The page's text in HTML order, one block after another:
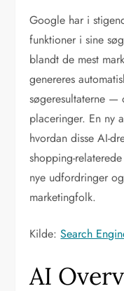
Google har i
funktioner i sine
blandt de mest
genereres
søgeresultaterne
placeringer. En ny
hvordan disse AI-
shopping-
nye udfordringer
marketingfolk.
Kilde:Search
AI